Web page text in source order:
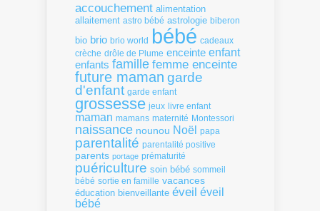
accouchement alimentation
allaitement astro bébé astrologie biberon
bio brio brio world bébé cadeaux
crèche drôle de Plume enceinte enfant
enfants famille femme enceinte
future maman garde
d'enfant garde enfant
grossesse jeux livre enfant
maman mamans maternité Montessori
naissance nounou Noël papa
parentalité parentalité positive
parents portage prématurité
puériculture soin bébé sommeil
bébé sortie en famille vacances
éducation bienveillante éveil éveil
bébé